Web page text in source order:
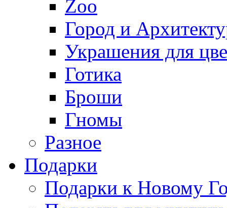
Zoo
Город и
Украшения для
Готика
Броши
Гномы
Разное
Подарки
Подарки к Новому